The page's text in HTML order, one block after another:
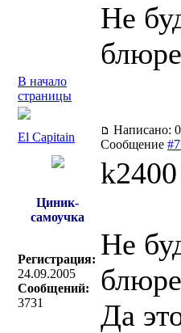
Не
В начало
страницы
El Capitain
Написано:
Сообщение
Циник-
самоучка
Регистрация:
24.09.2005
Сообщений:
3731
Не
Да